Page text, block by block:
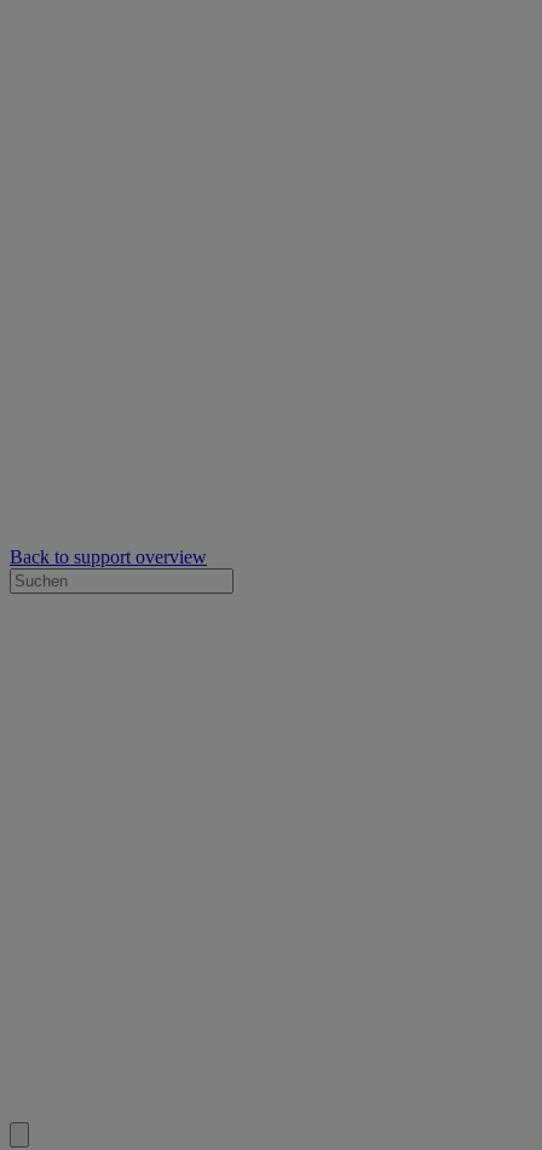
Back to support overview